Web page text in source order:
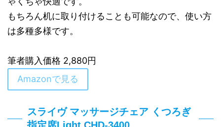
もちろん机に取り付けることも可能なので、使い方
は多種多様です。
筆者購入価格 2,880円
Amazonで見る
スライヴ マッサージチェア くつろぎ